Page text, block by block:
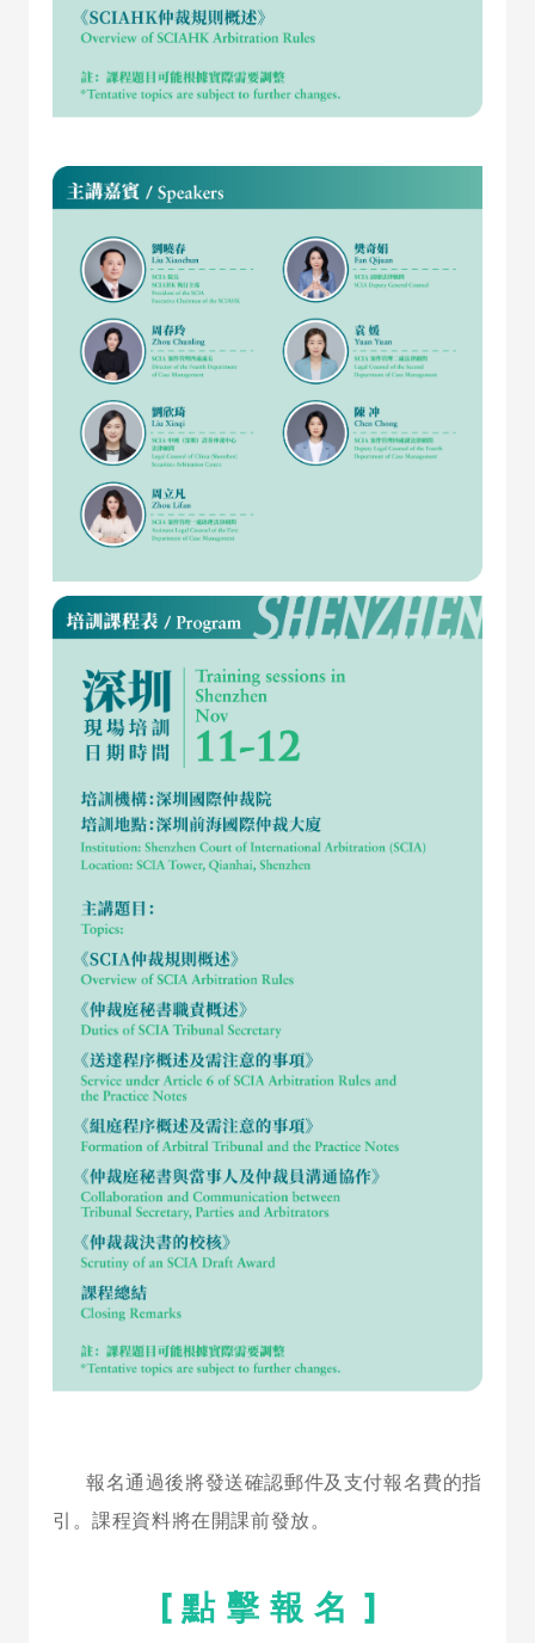
報名通過後將發送確認郵件及支付報名費的指
引。課程資料將在開課前發放。
[ 點 擊 報 名 ]